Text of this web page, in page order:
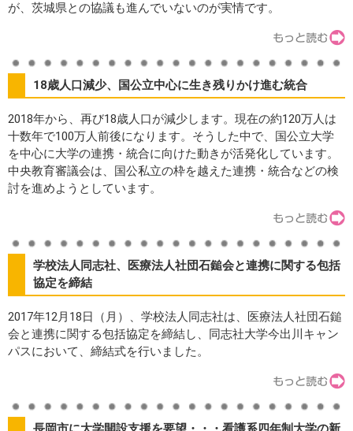
が、茨城県との協議も進んでいないのが実情です。
18歳人口減少、国公立中心に生き残りかけ進む統合
2018年から、再び18歳人口が減少します。現在の約120万人は
十数年で100万人前後になります。そうした中で、国公立大学
を中心に大学の連携・統合に向けた動きが活発化しています。
中央教育審議会は、国公私立の枠を越えた連携・統合などの検
討を進めようとしています。
学校法人同志社、医療法人社団石鎚会と連携に関する包括
協定を締結
2017年12月18日（月）、学校法人同志社は、医療法人社団石鎚
会と連携に関する包括協定を締結し、同志社大学今出川キャン
パスにおいて、締結式を行いました。